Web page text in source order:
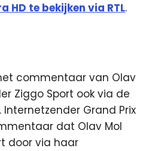
HD te bekijken via RTL.
commentaar van Olav
Ziggo Sport ook via de
Grand Prix
dat Olav Mol
door via haar